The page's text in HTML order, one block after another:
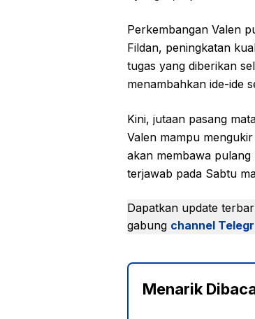
Perkembangan Valen
Fildan, peningkatan
tugas yang diberikan
menambahkan ide-ide
Kini, jutaan pasang
Valen mampu
akan membawa
terjawab pada Sabtu
Dapatkan update
gabung channel
Menarik